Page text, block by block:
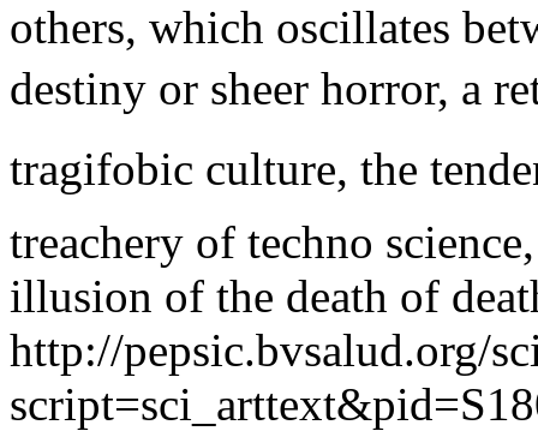
others, which oscillates
destiny or sheer horror, a
tragifobic culture, the
treachery of techno
illusion of the death of
http://pepsic.bvsalud.org/